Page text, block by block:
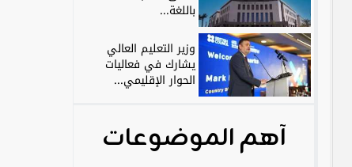
باللغة...
وزير التعليم العالي
يشارك في فعاليات
الحوار الإقليمي...
آهم الموضوعات